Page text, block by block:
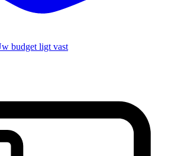
budget ligt vast